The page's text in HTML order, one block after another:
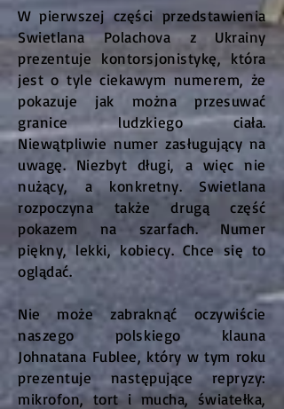
W pierwszej części przedstawienia
Swietlana Polachova z Ukrainy
prezentuje kontorsjonistykę, która
jest o tyle ciekawym numerem, że
pokazuje jak można przesuwać
granice ludzkiego ciała.
Niewątpliwie numer zasługujący na
uwagę. Niezbyt długi, a więc nie
nużący, a konkretny. Swietlana
rozpoczyna także drugą część
pokazem na szarfach. Numer
piękny, lekki, kobiecy. Chce się to
oglądać.
Nie może zabraknąć oczywiście
naszego polskiego klauna
Johnatana Fublee, który w tym roku
prezentuje następujące repryzy:
mikrofon, tort i mucha, światełka,